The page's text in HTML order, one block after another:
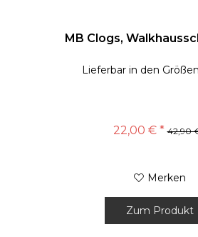
MB Clogs,
Lieferbar in den
22,00 € * 42,90
Merken
Zum Produkt